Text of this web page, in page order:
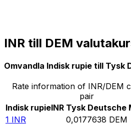
INR till DEM
Omvandla Indisk rupie till Tysk
Rate information of INR/DEM
pair
Indisk rupieINR Tysk Deutsche
1 INR 0,0177638 DEM